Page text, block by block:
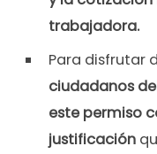
trabajadora.
Para disfrutar
ciudadanos
este permiso
justificación